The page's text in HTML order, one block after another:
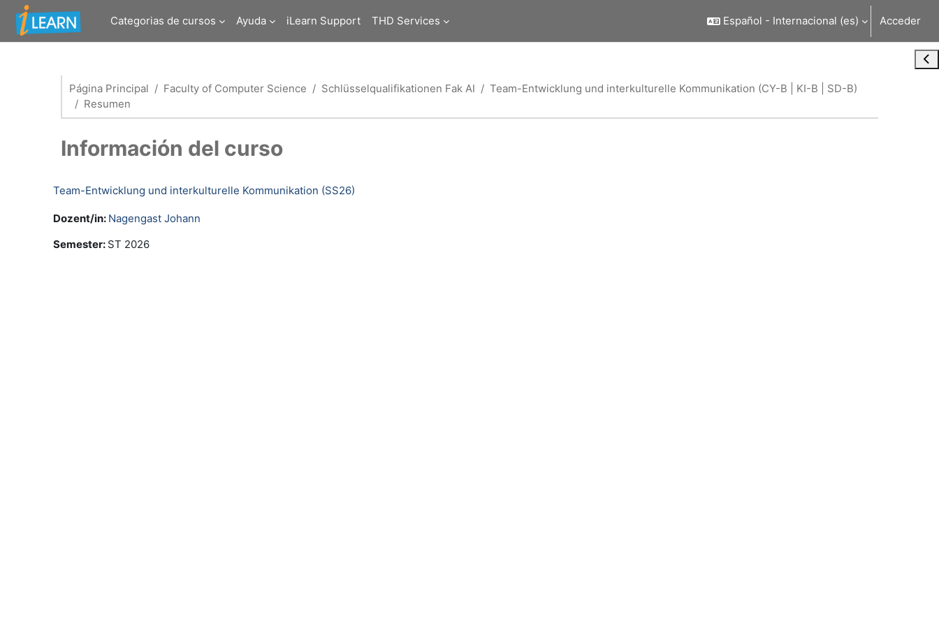
Salta al contenido principal
Categorias de cursos
Ayuda iLearn Support THD Services Español - Internacional ‎(es)‎ Acceder
Página Principal Faculty of Computer Science Schlüsselqualifikationen Fak AI
Team-Entwicklung und interkulturelle Kommunikation (CY-B | KI-B | SD-B)
Resumen
Información del curso
Team-Entwicklung und interkulturelle Kommunikation (SS26)
Dozent/in: Nagengast Johann
Semester: ST 2026